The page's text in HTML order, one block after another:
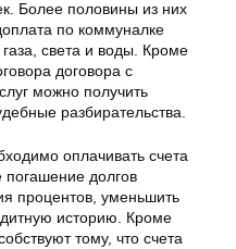
Более половины из них
по коммуналке
света и воды. Кроме
договора с
можно получить
разбирательства.
оплачивать счета
долгов
процентов, уменьшить
историю. Кроме
тому, что счета